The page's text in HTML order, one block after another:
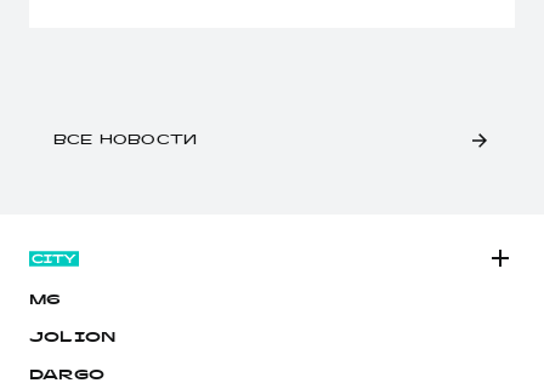
ВСЕ НОВОСТИ
M6
JOLION
DARGO